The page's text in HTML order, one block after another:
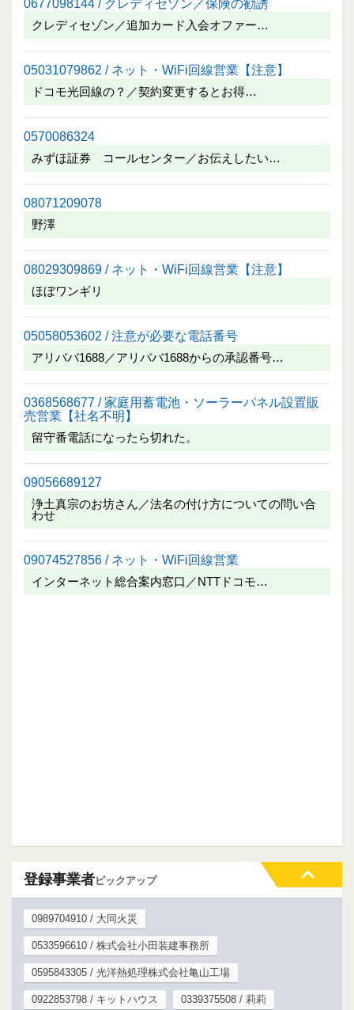
0677098144 / クレディセゾン／保険の勧誘
クレディセゾン／追加カード入会オファー…
05031079862 / ネット・WiFi回線営業【注意】
ドコモ光回線の？／契約変更するとお得…
0570086324
みずほ証券 コールセンター／お伝えしたい…
08071209078
野澤
08029309869 / ネット・WiFi回線営業【注意】
ほぼワンギリ
05058053602 / 注意が必要な電話番号
アリババ1688／アリババ1688からの承認番号…
0368568677 / 家庭用蓄電池・ソーラーパネル設置販
売営業【社名不明】
留守番電話になったら切れた。
09056689127
浄土真宗のお坊さん／法名の付け方についての問い合
わせ
09074527856 / ネット・WiFi回線営業
インターネット総合案内窓口／NTTドコモ…
登録事業者ピックアップ
0989704910 / 大同火災
0533596610 / 株式会社小田装建事務所
0595843305 / 光洋熱処理株式会社亀山工場
0922853798 / キットハウス 0339375508 / 莉莉